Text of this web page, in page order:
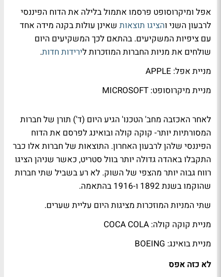
אפל ומיקרוסופט פרסמו אתמול בלילה את הדוח הפיננסי
לרבעון השני והציגו תוצאות שאינן עולות בקנה מידה אחד
עם ציפיות המשקיעים. בהתאם לכך המשקיעים היום
שולחים את מניות החברות המוזכרות לירידות חדות.
מניית אפל: APPLE
מניית מיקרוסופט: MICROSOFT
לאחר האכזבה מחב' הטכנו' הגיע היום (ד') תורן של חברות
המסורתיות יותר- קוקה קולה ובואינג לפרסם את הדוח
הפיננסי שלהן לרבעון האחרון. התוצאות של חברות אלו כבר
התקבלו באהדה גדולה יותר בוול סטריט, כאשר שניהן הציגו
רווח גבוה יותר מהצפי של השוק. לא רע בשביל שתי חברות
שהוקמו בשנת 1892 ו-1916 בהתאמה.
שתי המניות המוזכרות מציגות היום עליית שערים.
מניית קוקה קולה: COCA COLA
מניית בואינג: BOEING
לא כזה אפס